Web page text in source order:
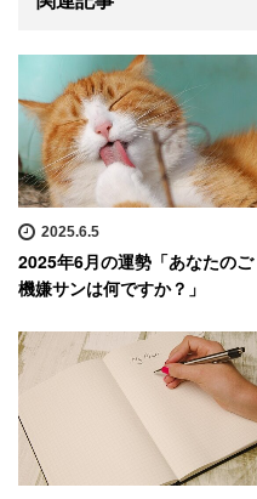
2025.6.5
2025年6月の運勢「あなたのご
機嫌サンは何ですか？」